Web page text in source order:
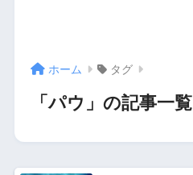
ホーム タグ
「パウ」の記事一覧